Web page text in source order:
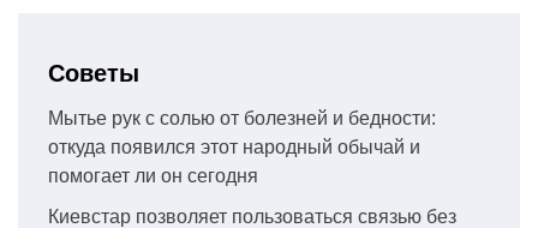
Советы
Мытье рук с солью от болезней и бедности:
откуда появился этот народный обычай и
помогает ли он сегодня
Киевстар позволяет пользоваться связью без